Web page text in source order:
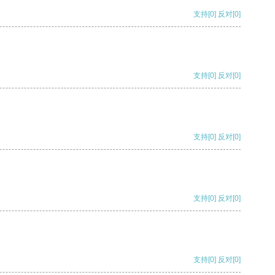
支持[0] 反对[0]
支持[0] 反对[0]
支持[0] 反对[0]
支持[0] 反对[0]
支持[0] 反对[0]